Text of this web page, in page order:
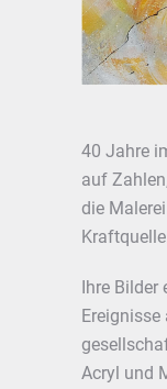
40 Jahre
auf
die
Ihre
Acryl und